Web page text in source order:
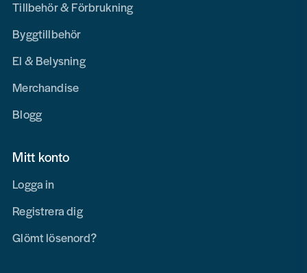
Tillbehör & Förbrukning
Byggtillbehör
El & Belysning
Merchandise
Blogg
Mitt konto
Logga in
Registrera dig
Glömt lösenord?